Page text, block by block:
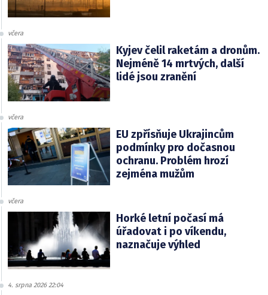
včera
Kyjev čelil raketám a dronům.
Nejméně 14 mrtvých, další
lidé jsou zranění
včera
EU zpřísňuje Ukrajincům
podmínky pro dočasnou
ochranu. Problém hrozí
zejména mužům
včera
Horké letní počasí má
úřadovat i po víkendu,
naznačuje výhled
4. srpna 2026 22:04